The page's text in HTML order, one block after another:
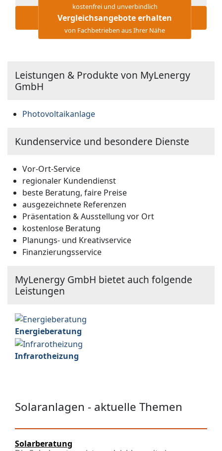
kostenfrei und unverbindlich
Vergleichsangebote erhalten
von Fachbetrieben aus Ihrer Nähe
Leistungen & Produkte von MyLenergy
GmbH
Photovoltaikanlage
Kundenservice und besondere Dienste
Vor-Ort-Service
regionaler Kundendienst
beste Beratung, faire Preise
ausgezeichnete Referenzen
Präsentation & Ausstellung vor Ort
kostenlose Beratung
Planungs- und Kreativservice
Finanzierungsservice
MyLenergy GmbH bietet auch folgende
Leistungen
Energieberatung
Infrarotheizung
Solaranlagen - aktuelle Themen
Solarberatung